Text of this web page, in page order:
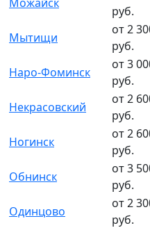
руб.
Мытищи
от 2
руб.
Наро-Фоминск
от 3
руб.
Некрасовский
от 2
руб.
Ногинск
от 2
руб.
Обнинск
от 3
руб.
Одинцово
от 2
руб.